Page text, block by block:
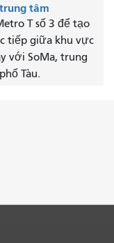
tâm
T số 3 để tạo
tiếp giữa khu vực
với SoMa, trung
Tàu.